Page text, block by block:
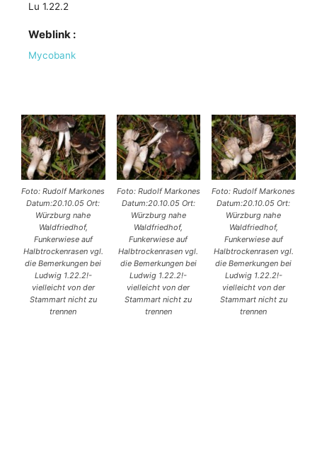
Lu 1.22.2
Weblink :
Mycobank
Foto: Rudolf Markones
Datum:20.10.05 Ort:
Würzburg nahe
Waldfriedhof,
Funkerwiese auf
Halbtrockenrasen vgl.
die Bemerkungen bei
Ludwig 1.22.2!-
vielleicht von der
Stammart nicht zu
trennen
Foto: Rudolf Markones
Datum:20.10.05 Ort:
Würzburg nahe
Waldfriedhof,
Funkerwiese auf
Halbtrockenrasen vgl.
die Bemerkungen bei
Ludwig 1.22.2!-
vielleicht von der
Stammart nicht zu
trennen
Foto: Rudolf Markones
Datum:20.10.05 Ort:
Würzburg nahe
Waldfriedhof,
Funkerwiese auf
Halbtrockenrasen vgl.
die Bemerkungen bei
Ludwig 1.22.2!-
vielleicht von der
Stammart nicht zu
trennen